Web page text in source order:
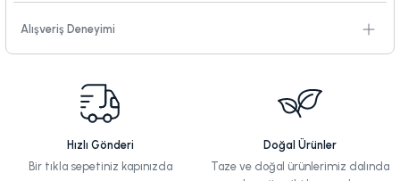
Alışveriş Deneyimi
Hızlı Gönderi
Bir tıkla sepetiniz kapınızda
Doğal Ürünler
Taze ve doğal ürünlerimiz dalında